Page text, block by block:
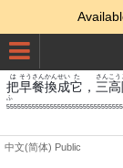
把
は
早
そう
餐
さん
換
かん
成
せい
它
た
， 三高
さんこう
ふ
中文(简体) Public